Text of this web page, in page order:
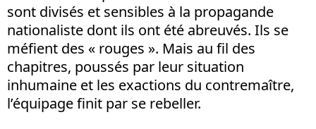
sont divisés et sensibles à la propagande
nationaliste dont ils ont été abreuvés. Ils se
méfient des « rouges ». Mais au fil des
chapitres, poussés par leur situation
inhumaine et les exactions du contremaître,
l’équipage finit par se rebeller.